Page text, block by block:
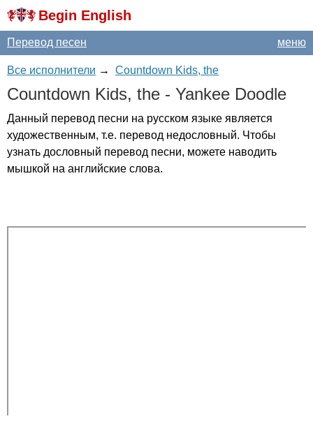
Begin English
меню
Перевод песен
Все исполнители → Countdown Kids, the
Countdown Kids, the - Yankee Doodle
Данный перевод песни на русском языке является
художественным, т.е. перевод недословный. Чтобы
узнать дословный перевод песни, можете наводить
мышкой на английские слова.